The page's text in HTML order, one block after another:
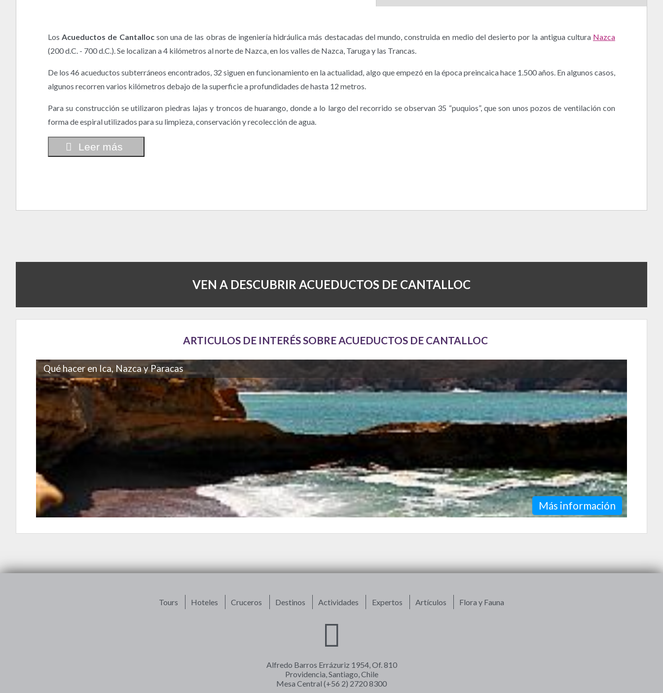
LosAcueductos de Cantallocson una de las obras de ingeniería hidráulica más destacadas del mundo, construida en medio del desierto por la antigua cultura Nazca
(200 d.C. - 700 d.C.). Se localizan a 4 kilómetros al norte de Nazca, en los valles de Nazca, Taruga y las Trancas.
De los 46 acueductos subterráneos encontrados, 32 siguen en funcionamiento en la actualidad, algo que empezó en la época preincaica hace 1.500 años. En algunos casos,
algunos recorren varios kilómetros debajo de la superficie a profundidades de hasta 12 metros.
Para su construcción se utilizaron piedras lajas y troncos de huarango, donde a lo largo del recorrido se observan 35 “puquios”, que son unos pozos de ventilación con
forma de espiral utilizados para su limpieza, conservación y recolección de agua.
Leer más
VEN A DESCUBRIR ACUEDUCTOS DE CANTALLOC
ARTICULOS DE INTERÉS SOBRE ACUEDUCTOS DE CANTALLOC
Qué hacer en Ica, Nazca y Paracas
Ica, Nazca y Paracas son tres destinos que muchos turistas aprovechan para visitar en un mismo viaje gracias a su relativa cercanía.
Más información
Tours Hoteles Cruceros Destinos Actividades Expertos Artículos Flora y Fauna
Alfredo Barros Errázuriz 1954, Of. 810
Providencia, Santiago, Chile
Mesa Central (+56 2) 2720 8300